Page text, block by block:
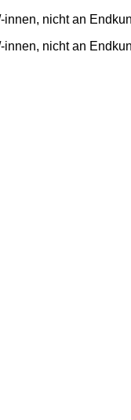
nicht an
nicht an